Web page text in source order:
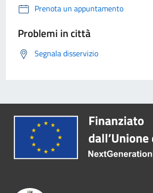
Prenota un appuntamento
Problemi in città
Segnala disservizio